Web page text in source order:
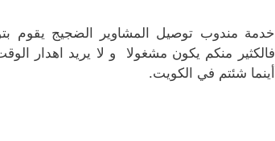
خدمة مندوب توصيل المشاوير الضجيج يقوم
فالكثير منكم يكون مشغولا و لا يريد اهدار
أينما شئتم في الكويت.